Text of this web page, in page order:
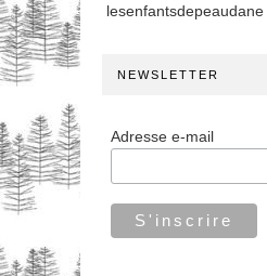
NEWSLETTER
Adresse e-mail